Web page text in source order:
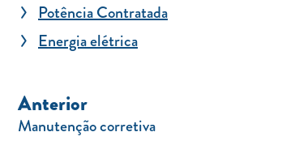
Potência Contratada
Energia elétrica
Anterior
Manutenção corretiva